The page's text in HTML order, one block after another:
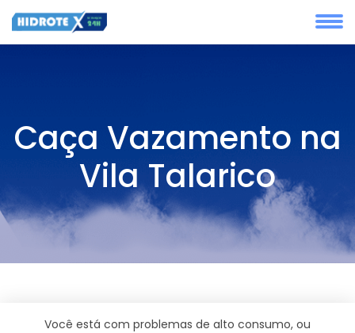
Caça Vazamento na
Vila Talarico
Você está com problemas de alto consumo, ou